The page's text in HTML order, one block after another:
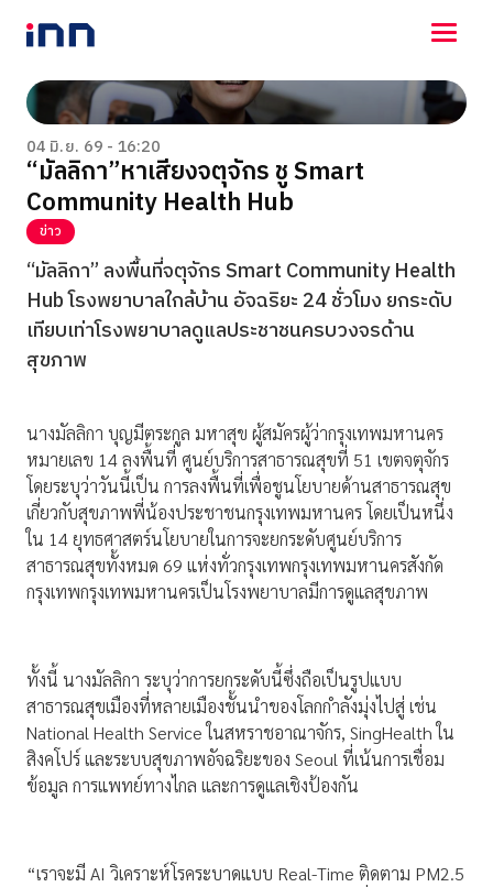
NEWS
ENTERTAINMENT
LIFESTYLE
HOROSCOPE
LOTTERY
VIDEO
ร่วมด้วยช่วยกัน
04 มิ.ย. 69 - 16:20
“มัลลิกา”หาเสียงจตุจักร ชู Smart
Community Health Hub
ข่าว
“มัลลิกา” ลงพื้นที่จตุจักร Smart Community Health
Hub โรงพยาบาลใกล้บ้าน อัจฉริยะ 24 ชั่วโมง ยกระดับ
เทียบเท่าโรงพยาบาลดูแลประชาชนครบวงจรด้าน
สุขภาพ
นางมัลลิกา บุญมีตระกูล มหาสุข ผู้สมัครผู้ว่ากรุงเทพมหานคร
หมายเลข 14 ลงพื้นที่ ศูนย์บริการสาธารณสุขที่ 51 เขตจตุจักร
โดยระบุว่าวันนี้เป็น การลงพื้นที่เพื่อชูนโยบายด้านสาธารณสุข
เกี่ยวกับสุขภาพพี่น้องประชาชนกรุงเทพมหานคร โดยเป็นหนึ่ง
ใน 14 ยุทธศาสตร์นโยบายในการจะยกระดับศูนย์บริการ
สาธารณสุขทั้งหมด 69 แห่งทั่วกรุงเทพกรุงเทพมหานครสังกัด
กรุงเทพกรุงเทพมหานครเป็นโรงพยาบาลมีการดูแลสุขภาพ
ทั้งนี้ นางมัลลิกา ระบุว่าการยกระดับนี้ซึ่งถือเป็นรูปแบบ
สาธารณสุขเมืองที่หลายเมืองชั้นนำของโลกกำลังมุ่งไปสู่ เช่น
National Health Service ในสหราชอาณาจักร, SingHealth ใน
สิงคโปร์ และระบบสุขภาพอัจฉริยะของ Seoul ที่เน้นการเชื่อม
ข้อมูล การแพทย์ทางไกล และการดูแลเชิงป้องกัน
“เราจะมี AI วิเคราะห์โรคระบาดแบบ Real-Time ติดตาม PM2.5